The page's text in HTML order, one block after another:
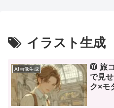
イラスト生成
AI画像生成
🧥 旅
で見
ク×モ